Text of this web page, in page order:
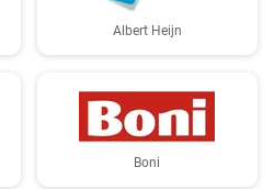
Albert Heijn
Boni